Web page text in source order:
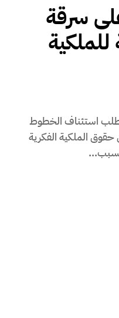
سرقة
طلب استئناف الخطوط
الملكية الفكرية
بسبب...